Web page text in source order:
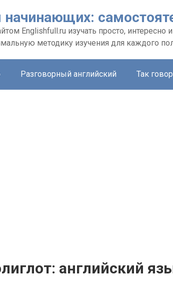
Еnglishfull.ru изучать просто,
методику изучения для каждого
Разговорный английский Так
английский